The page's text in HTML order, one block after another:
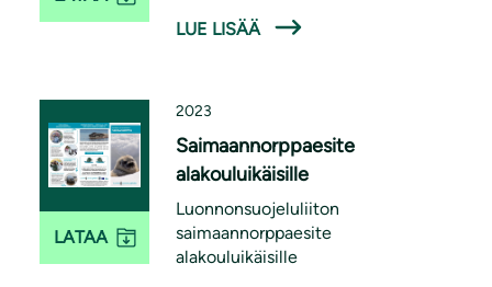
LUE LISÄÄ
LATAA
2023
Saimaannorppaesite
alakouluikäisille
Luonnonsuojeluliiton
saimaannorppaesite
alakouluikäisille